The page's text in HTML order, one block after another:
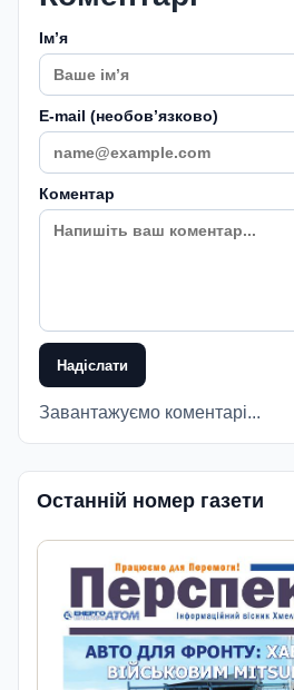
Імʼя
E-mail (необовʼязково)
Коментар
Надіслати
Завантажуємо коментарі...
Останній номер газети